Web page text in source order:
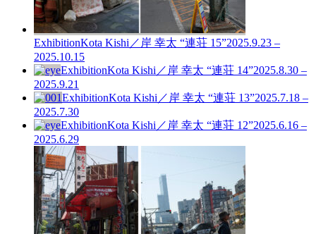
ExhibitionKota Kishi／岸 幸太 “連荘 15”2025.9.23 –
2025.10.15
ExhibitionKota Kishi／岸 幸太 “連荘 14”2025.8.30 –
2025.9.21
ExhibitionKota Kishi／岸 幸太 “連荘 13”2025.7.18 –
2025.7.30
ExhibitionKota Kishi／岸 幸太 “連荘 12”2025.6.16 –
2025.6.29